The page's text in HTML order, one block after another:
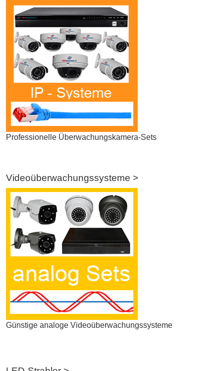
Professionelle Überwachungskamera-Sets
Videoüberwachungssysteme >
Günstige analoge Videoüberwachungssysteme